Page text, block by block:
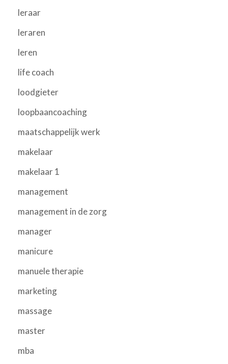
leraar
leraren
leren
life coach
loodgieter
loopbaancoaching
maatschappelijk werk
makelaar
makelaar 1
management
management in de zorg
manager
manicure
manuele therapie
marketing
massage
master
mba